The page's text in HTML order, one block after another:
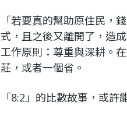
「若要真的幫助原住民，
式，且之後又離開了，造
工作原則：尊重與深耕。
莊，或者一個省。
「8:2」的比數故事，或